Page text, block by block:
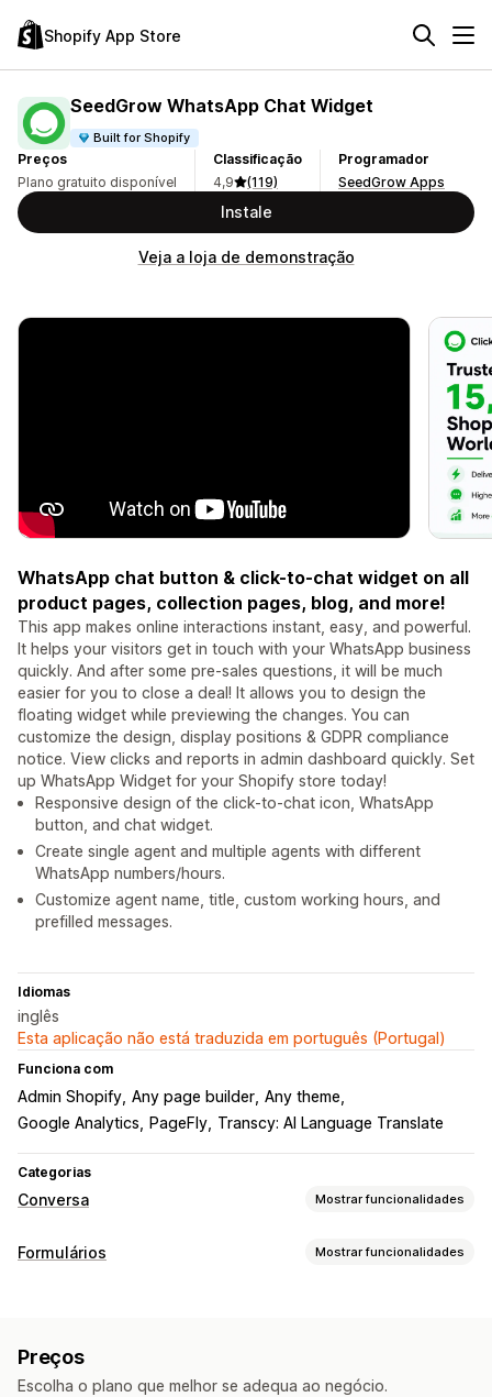
Shopify App Store
SeedGrow WhatsApp Chat Widget
Built for Shopify
Preços
Plano gratuito disponível
Classificação
4,9
(119)
Programador
SeedGrow Apps
Instale
Veja a loja de demonstração
WhatsApp chat button & click-to-chat widget on all
product pages, collection pages, blog, and more!
This app makes online interactions instant, easy, and powerful.
It helps your visitors get in touch with your WhatsApp business
quickly. And after some pre-sales questions, it will be much
easier for you to close a deal! It allows you to design the
floating widget while previewing the changes. You can
customize the design, display positions & GDPR compliance
notice. View clicks and reports in admin dashboard quickly. Set
up WhatsApp Widget for your Shopify store today!
Responsive design of the click-to-chat icon, WhatsApp
button, and chat widget.
Create single agent and multiple agents with different
WhatsApp numbers/hours.
Customize agent name, title, custom working hours, and
prefilled messages.
Idiomas
inglês
Esta aplicação não está traduzida em português (Portugal)
Funciona com
Admin Shopify Any page builder Any theme
Google Analytics
PageFly Transcy: AI Language Translate
Categorias
Conversa Mostrar funcionalidades
Mensagens em tempo real
Respostas automatizadas
Saudações
Respostas rápidas
Formulários Mostrar funcionalidades
Personalização
Preços
Escolha o plano que melhor se adequa ao negócio.